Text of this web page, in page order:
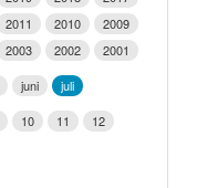
2011 2010
2009
2003 2002
2001
juni
juli
10 11
12